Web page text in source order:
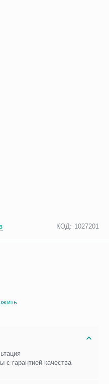
КОД: 1027201
гарантией качества